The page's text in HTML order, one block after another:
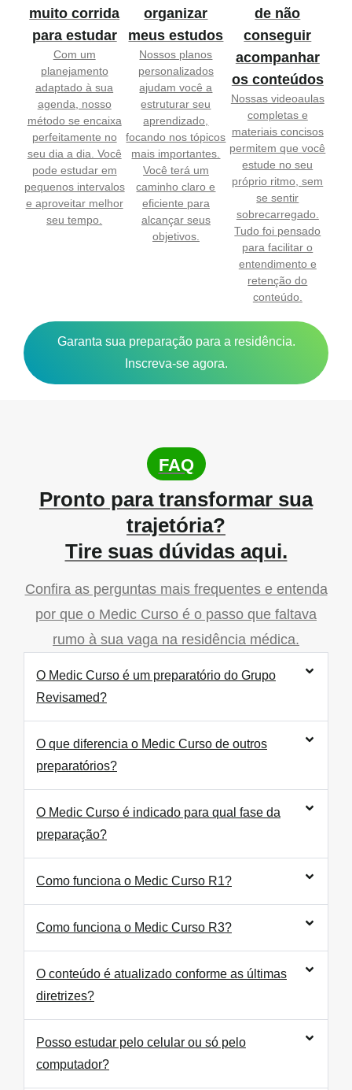
muito corrida
para estudar
Com um
planejamento
adaptado à sua
agenda, nosso
método se encaixa
perfeitamente no
seu dia a dia. Você
pode estudar em
pequenos intervalos
e aproveitar melhor
seu tempo.
organizar
meus estudos
Nossos planos
personalizados
ajudam você a
estruturar seu
aprendizado,
focando nos tópicos
mais importantes.
Você terá um
caminho claro e
eficiente para
alcançar seus
objetivos.
de não
conseguir
acompanhar
os conteúdos
Nossas videoaulas
completas e
materiais concisos
permitem que você
estude no seu
próprio ritmo, sem
se sentir
sobrecarregado.
Tudo foi pensado
para facilitar o
entendimento e
retenção do
conteúdo.
Garanta sua preparação para a residência.
Inscreva-se agora.
FAQ
Pronto para transformar sua
trajetória?
Tire suas dúvidas aqui.
Confira as perguntas mais frequentes e entenda
por que o Medic Curso é o passo que faltava
rumo à sua vaga na residência médica.
O Medic Curso é um preparatório do Grupo
Revisamed?
O que diferencia o Medic Curso de outros
preparatórios?
O Medic Curso é indicado para qual fase da
preparação?
Como funciona o Medic Curso R1?
Como funciona o Medic Curso R3?
O conteúdo é atualizado conforme as últimas
diretrizes?
Posso estudar pelo celular ou só pelo
computador?